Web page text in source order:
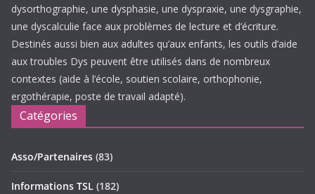
dysorthographie, une dysphasie, une dyspraxie, une dysgraphie,
une dyscalculie face aux problèmes de lecture et d’écriture.
Destinés aussi bien aux adultes qu’aux enfants, les outils d’aide
aux troubles Dys peuvent être utilisés dans de nombreux
contextes (aide à l’école, soutien scolaire, orthophonie,
ergothérapie, poste de travail adapté).
Catégories
Asso/Partenaires (83)
Informations TSL (182)